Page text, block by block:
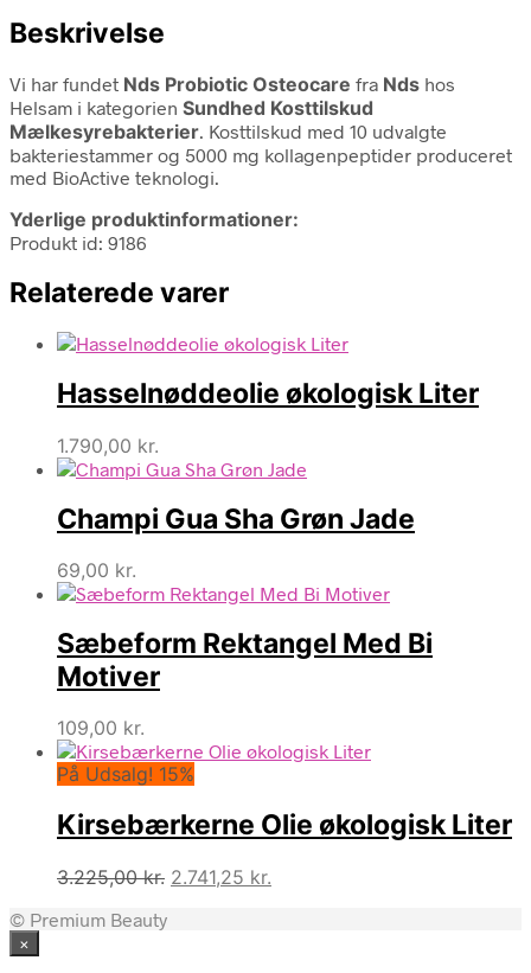
Beskrivelse
Vi har fundet Nds Probiotic Osteocare fra Nds hos
Helsam i kategorien Sundhed Kosttilskud
Mælkesyrebakterier. Kosttilskud med 10 udvalgte
bakteriestammer og 5000 mg kollagenpeptider produceret
med BioActive teknologi.
Yderlige produktinformationer:
Produkt id: 9186
Relaterede varer
Hasselnøddeolie økologisk Liter
1.790,00 kr.
Champi Gua Sha Grøn Jade
69,00 kr.
Sæbeform Rektangel Med Bi
Motiver
109,00 kr.
På Udsalg! 15%
Kirsebærkerne Olie økologisk Liter
3.225,00kr. Den
2.741,25 kr.
© Premium Beauty
×